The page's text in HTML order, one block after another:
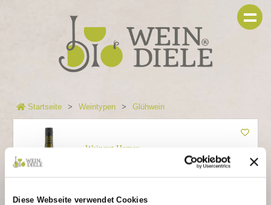
Diese Webseite verwendet Cookies
Startseite Weintypen Glühwein
Weingut Hemer
White Carpet Glühwein
Qualität vom Weingut Hemer